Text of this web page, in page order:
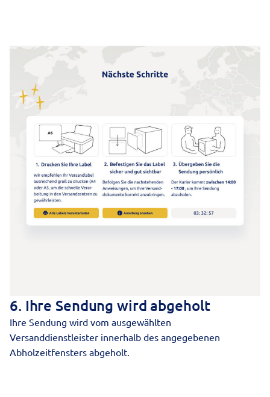
6. Ihre Sendung wird abgeholt
Ihre Sendung wird vom ausgewählten
Versanddienstleister innerhalb des angegebenen
Abholzeitfensters abgeholt.